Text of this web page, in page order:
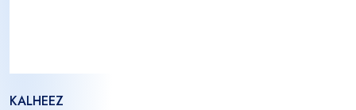
KALHEEZ